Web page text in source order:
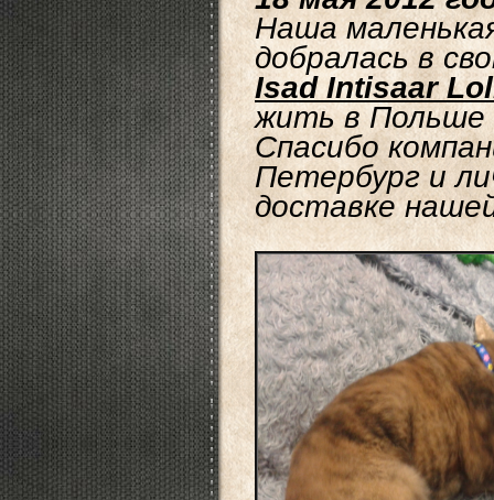
Наша
добралась в
Isad Intisaar
жить в Польше
Спасибо
Петербург и
доставке